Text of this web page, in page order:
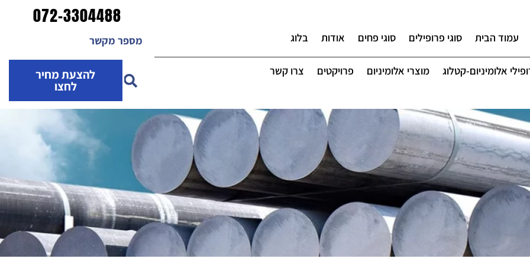
עמוד הבית סוגי פרופילים סוגי פחים אודות בלוג
אלומיניום-קטלוג מוצרי אלומיניום פרויקטים צרו קשר
072-3304488
מספר מקשר
להצעת מחיר
לחצו